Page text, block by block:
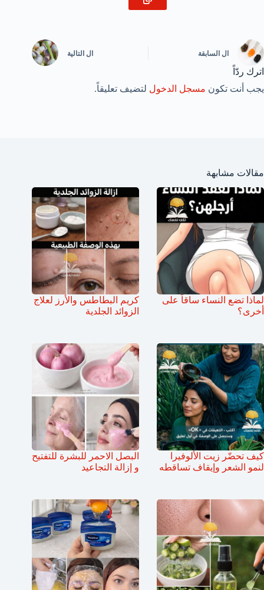
ال السابقة ال التالية
اترك ردّاً
يجب أنت تكون مسجل الدخول لتضيف تعليقاً.
مقالات مشابهة
لماذا تضع النساء ساقاً على
أخرى؟
كريم البطاطس والأرز لعلاج
الزوائد الجلدية
كيف تحضّر زيت الألوفيرا
لنمو الشعر وإيقاف تساقطه
البصل الاحمر للبشرة للتفتيح
و إزالة التجاعيد